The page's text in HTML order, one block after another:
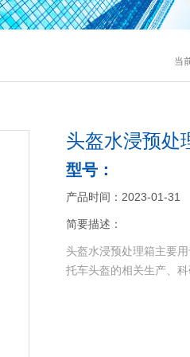
当
头盔水浸预处
型号：
产品时间：2023-01-31
简要描述：
头盔水浸预处理箱主要
托车头盔的相关生产、